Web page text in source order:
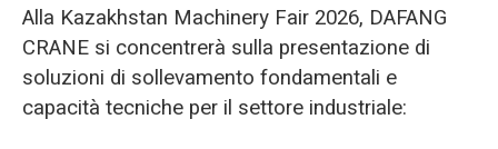
Alla Kazakhstan Machinery Fair 2026, DAFANG
CRANE si concentrerà sulla presentazione di
soluzioni di sollevamento fondamentali e
capacità tecniche per il settore industriale: